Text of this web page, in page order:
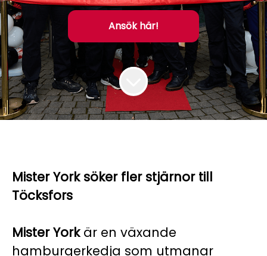
Ansök här!
Mister York söker fler stjärnor till
Töcksfors
Mister Yorkär en växande
hamburgerkedja som utmanar